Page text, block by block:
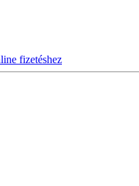
fizetéshez